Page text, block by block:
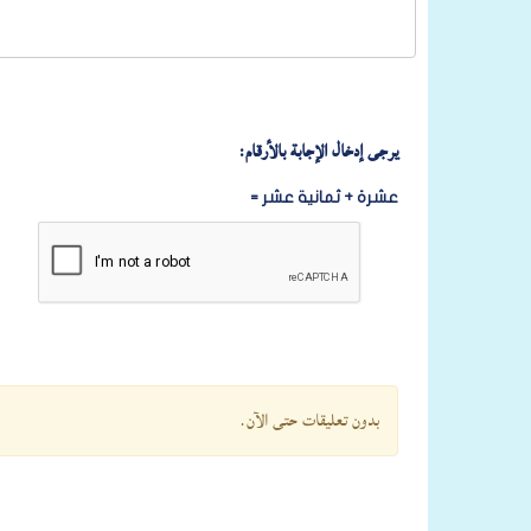
يرجى إدخال الإجابة بالأرقام:
عشرة + ثمانية عشر =
بدون تعليقات حتى الآن.